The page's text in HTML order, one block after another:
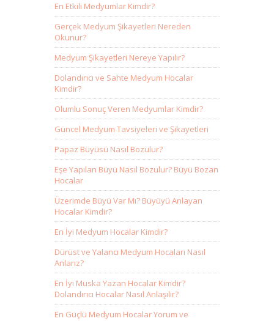
En Etkili Medyumlar Kimdir?
Gerçek Medyum Şikayetleri Nereden
Okunur?
Medyum Şikayetleri Nereye Yapılır?
Dolandırıcı ve Sahte Medyum Hocalar
Kimdir?
Olumlu Sonuç Veren Medyumlar Kimdir?
Güncel Medyum Tavsiyeleri ve Şikayetleri
Papaz Büyüsü Nasıl Bozulur?
Eşe Yapılan Büyü Nasıl Bozulur? Büyü Bozan
Hocalar
Üzerimde Büyü Var Mı? Büyüyü Anlayan
Hocalar Kimdir?
En İyi Medyum Hocalar Kimdir?
Dürüst ve Yalancı Medyum Hocaları Nasıl
Anlarız?
En İyi Muska Yazan Hocalar Kimdir?
Dolandırıcı Hocalar Nasıl Anlaşılır?
En Güçlü Medyum Hocalar Yorum ve